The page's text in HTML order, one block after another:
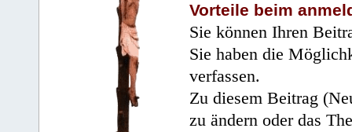
Vorteile beim
Sie können Ihren
Sie haben die
verfassen.
Zu diesem Beitrag
zu ändern oder das